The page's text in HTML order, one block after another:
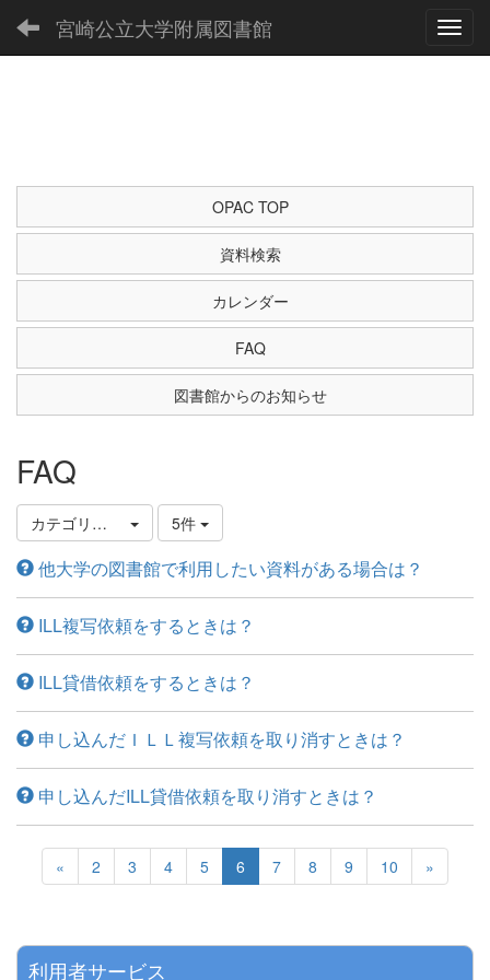
宮崎公立大学附属図書館
OPAC TOP
資料検索
カレンダー
FAQ
図書館からのお知らせ
FAQ
カテゴリ選択 5件
他大学の図書館で利用したい資料がある場合は？
ILL複写依頼をするときは？
ILL貸借依頼をするときは？
申し込んだＩＬＬ複写依頼を取り消すときは？
申し込んだILL貸借依頼を取り消すときは？
« 2 3 4 5 6 7 8 9 10 »
利用者サービス